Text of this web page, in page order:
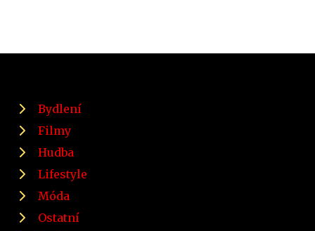
Bydlení
Filmy
Hudba
Lifestyle
Móda
Ostatní